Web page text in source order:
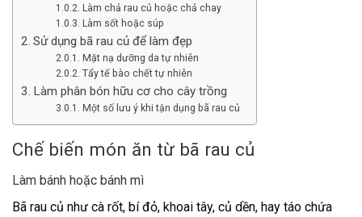
Làm chả rau củ hoặc chả chay
Làm sốt hoặc súp
Sử dụng bã rau củ để làm đẹp
Mặt nạ dưỡng da tự nhiên
Tẩy tế bào chết tự nhiên
Làm phân bón hữu cơ cho cây trồng
Một số lưu ý khi tận dụng bã rau củ
Chế biến món ăn từ bã rau củ
Làm bánh hoặc bánh mì
Bã rau củ như cà rốt, bí đỏ, khoai tây, củ dền, hay táo chứa